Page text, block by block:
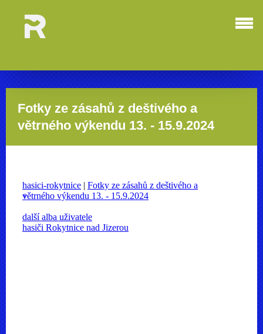
Fotky ze zásahů z deštivého a
větrného výkendu 13. - 15.9.2024